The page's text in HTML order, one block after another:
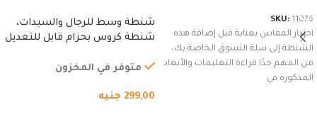
SKU: 11076
اختيار المقاس بعناية قبل إضافة هذه
الشنطة إلى سلة التسوق الخاصة بك،
من المهم جدًا قراءة التعليمات والأبعاد
المذكورة في
شنطة وسط للرجال والسيدات،
شنطة كروس بحزام قابل للتعديل
السفر، الجري العادي، المشي
(رمادي)
متوفر في المخزون
299,00 جنيه